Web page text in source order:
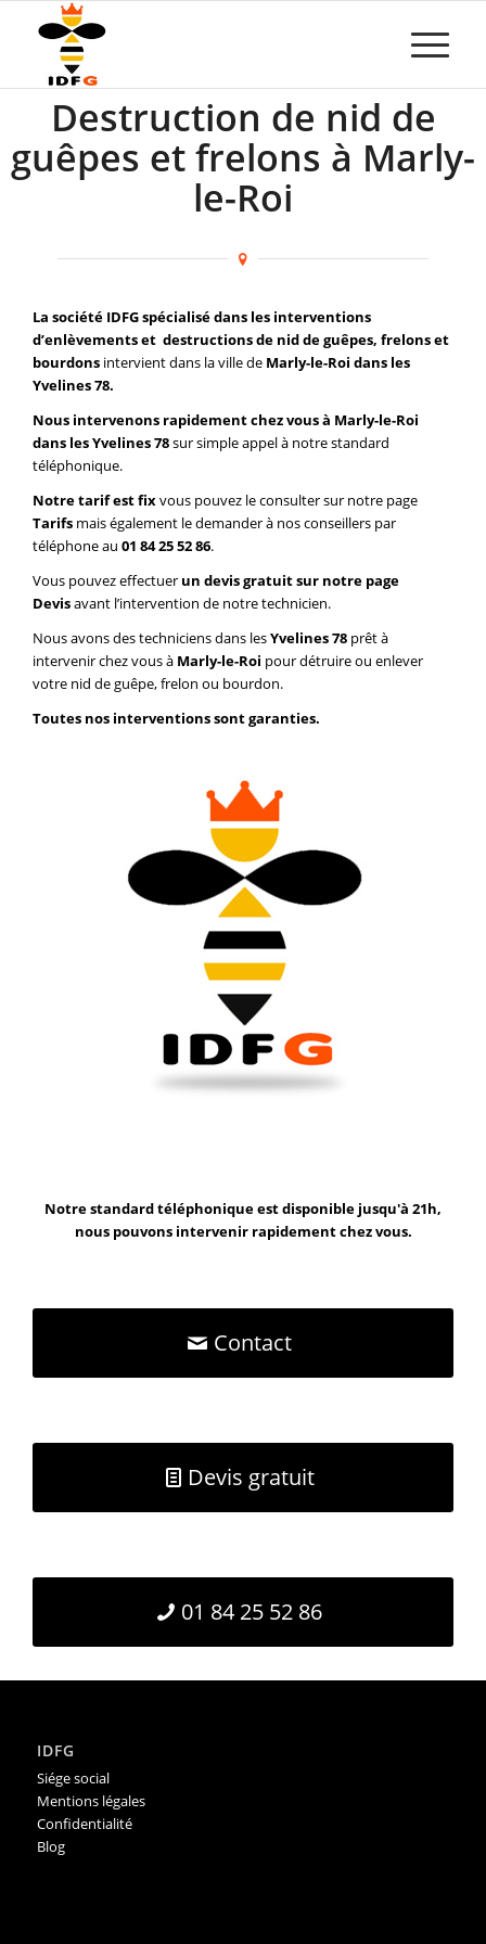
Destruction de nid de
guêpes et frelons à Marly-
le-Roi
La société IDFG spécialisé dans les interventions
d’enlèvements et destructions de nid de guêpes, frelons et
bourdons intervient dans la ville de Marly-le-Roi dans les
Yvelines 78.
Nous intervenons rapidement chez vous à Marly-le-Roi
dans les Yvelines 78sur simple appel à notre standard
téléphonique.
Notre tarif est fixvous pouvez le consulter sur notre page
Tarifs mais également le demander à nos conseillers par
téléphone au 01 84 25 52 86.
Vous pouvez effectuer un devis gratuit sur notre page
Devisavant l’intervention de notre technicien.
Nous avons des techniciens dans lesYvelines 78 prêt à
intervenir chez vous à Marly-le-Roi pour détruire ou enlever
votre nid de guêpe, frelon ou bourdon.
Toutes nos interventions sont garanties.
Notre standard téléphonique est disponible jusqu'à 21h,
nous pouvons intervenir rapidement chez vous.
Contact
Devis gratuit
01 84 25 52 86
IDFG
Siége social
Mentions légales
Confidentialité
Blog